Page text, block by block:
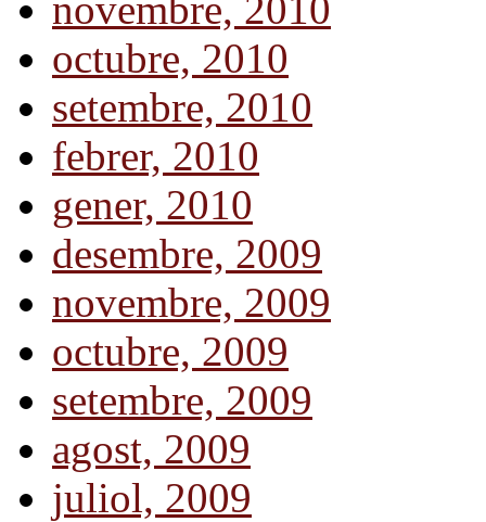
octubre, 2010
setembre, 2010
febrer, 2010
gener, 2010
desembre, 2009
novembre, 2009
octubre, 2009
setembre, 2009
agost, 2009
juliol, 2009